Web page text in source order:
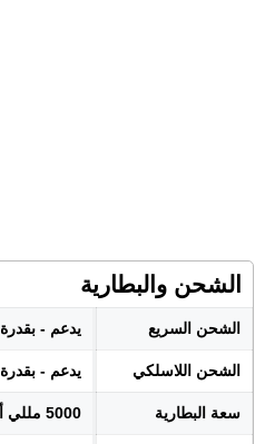
الشحن والبطارية
الشحن السريع يدعم - بقدرة 68 واط
الشحن اللاسلكي يدعم - بقدرة 15 واط
سعة البطارية 5000 مللي أمبير